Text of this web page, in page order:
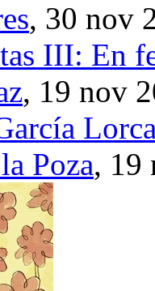
, 30 nov
III: En
, 19 nov
Poza, 19